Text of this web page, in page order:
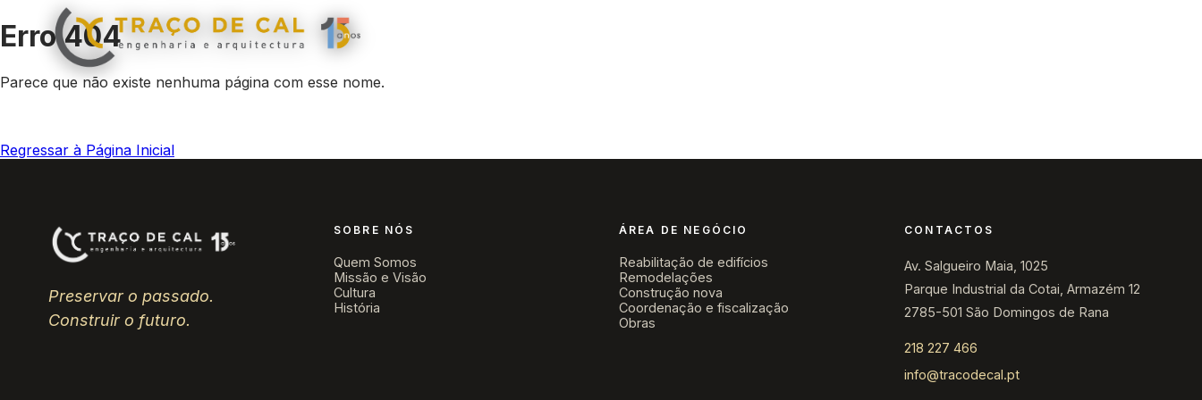
Erro 404
Parece que não existe nenhuma página com esse nome.
Regressar à Página Inicial
Preservar o passado.
Construir o futuro.
SOBRE NÓS
Quem Somos
Missão e Visão
Cultura
História
ÁREA DE NEGÓCIO
Reabilitação de edifícios
Remodelações
Construção nova
Coordenação e fiscalização
Obras
CONTACTOS
Av. Salgueiro Maia, 1025
Parque Industrial da Cotai, Armazém 12
2785-501 São Domingos de Rana
218 227 466
info@tracodecal.pt